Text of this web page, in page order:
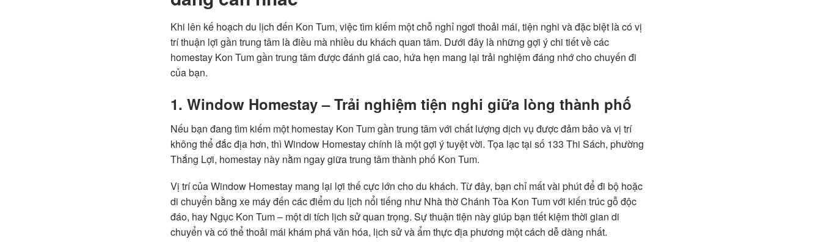
Khi lên kế hoạch du lịch đến Kon Tum, việc tìm kiếm một chỗ nghỉ ngơi thoải mái, tiện nghi và đặc biệt là có vị
trí thuận lợi gần trung tâm là điều mà nhiều du khách quan tâm. Dưới đây là những gợi ý chi tiết về các
homestay Kon Tum gần trung tâm được đánh giá cao, hứa hẹn mang lại trải nghiệm đáng nhớ cho chuyến đi
của bạn.
1. Window Homestay – Trải nghiệm tiện nghi giữa lòng thành phố
Nếu bạn đang tìm kiếm một homestay Kon Tum gần trung tâm với chất lượng dịch vụ được đảm bảo và vị trí
không thể đắc địa hơn, thì Window Homestay chính là một gợi ý tuyệt vời. Tọa lạc tại số 133 Thi Sách, phường
Thắng Lợi, homestay này nằm ngay giữa trung tâm thành phố Kon Tum.
Vị trí của Window Homestay mang lại lợi thế cực lớn cho du khách. Từ đây, bạn chỉ mất vài phút để đi bộ hoặc
di chuyển bằng xe máy đến các điểm du lịch nổi tiếng như Nhà thờ Chánh Tòa Kon Tum với kiến trúc gỗ độc
đáo, hay Ngục Kon Tum – một di tích lịch sử quan trọng. Sự thuận tiện này giúp bạn tiết kiệm thời gian di
chuyển và có thể thoải mái khám phá văn hóa, lịch sử và ẩm thực địa phương một cách dễ dàng nhất.